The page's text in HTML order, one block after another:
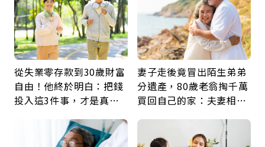
從失業零存款到30歲財富
自由！他終於明白：把錢
投入這3件事，才是真正
妻子走後竟冒出陌生弟弟
分遺產，80歲老翁掏千萬
買回自己的家：夫妻相守